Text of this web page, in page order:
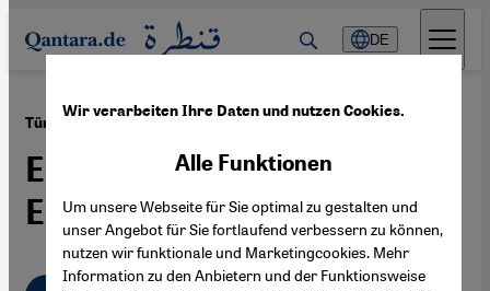
Direkt zum Inhalt springen
DE
Türkische Operation "Olivenzweig" ·30.01.2018
Eine neue Stufe der
Eskalation
Wir verarbeiten Ihre Daten und nutzen Cookies.
Alle Funktionen
Um unsere Webseite für Sie optimal zu gestalten und
unser Angebot für Sie fortlaufend verbessern zu können,
nutzen wir funktionale und Marketingcookies. Mehr
Information zu den Anbietern und der Funktionsweise